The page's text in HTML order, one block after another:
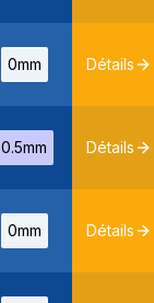
0mm Détails
0.5mm Détails
0mm Détails